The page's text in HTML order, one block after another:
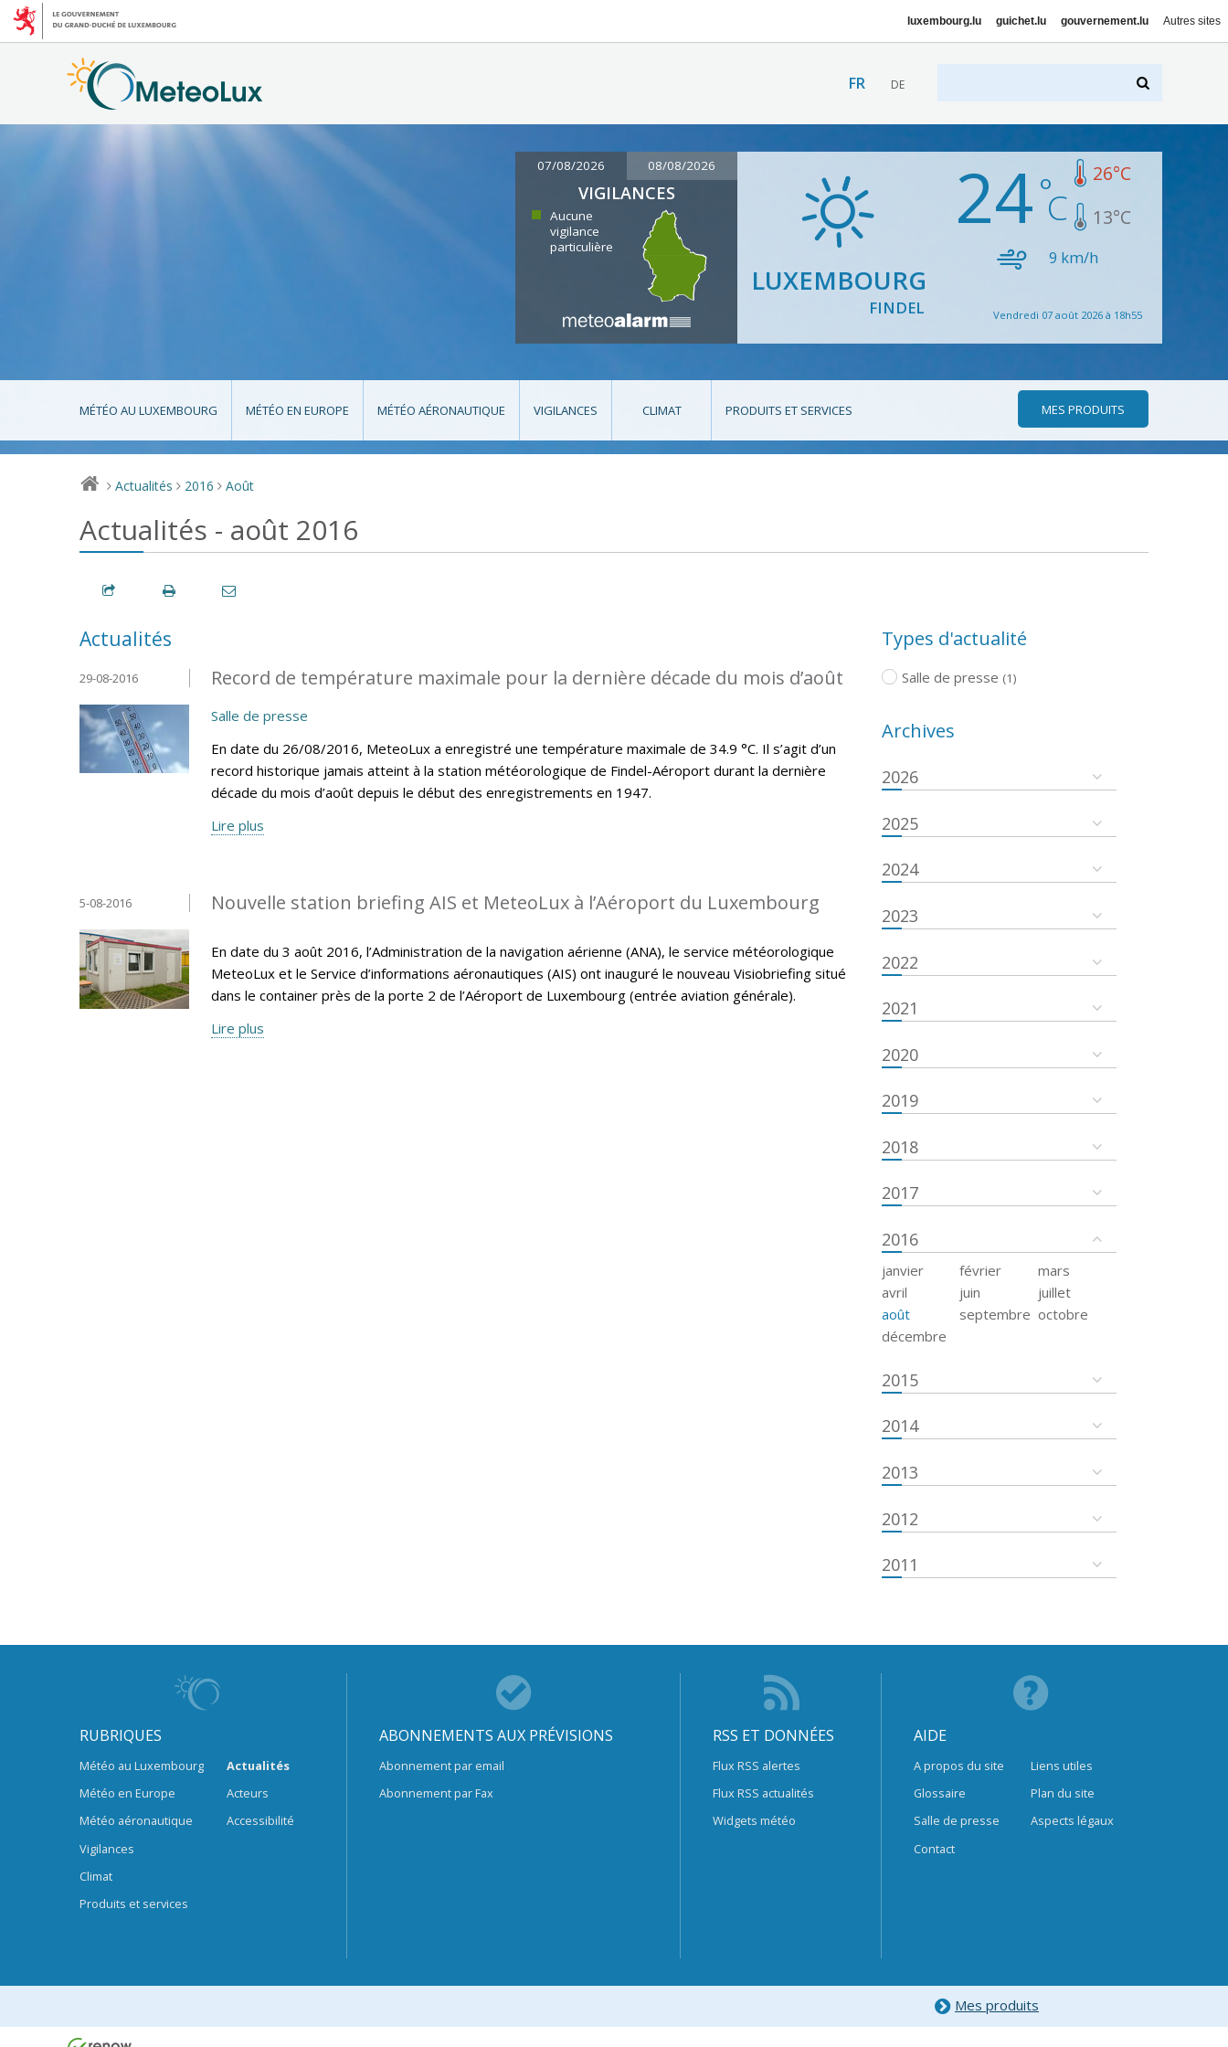
luxembourg.lu guichet.lu gouvernement.lu Autres sites
FR DE
07/08/2026 08/08/2026
VIGILANCES
Aucune
vigilance
particulière
LUXEMBOURG
FINDEL
24 26°C
13°C
9 km/h
Vendredi 07 août 2026 à 18h55
MÉTÉO AU LUXEMBOURG MÉTÉO EN EUROPE MÉTÉO AÉRONAUTIQUE VIGILANCES CLIMAT PRODUITS ET SERVICES MES PRODUITS
> Actualités > 2016 > Août
Actualités - août 2016
Actualités
Record de température maximale pour la dernière décade du mois d’août
29-08-2016
Salle de presse
En date du 26/08/2016, MeteoLux a enregistré une température maximale de 34.9 °C. Il s’agit d’un
record historique jamais atteint à la station météorologique de Findel-Aéroport durant la dernière
décade du mois d’août depuis le début des enregistrements en 1947.
Lire plus
Nouvelle station briefing AIS et MeteoLux à l’Aéroport du Luxembourg
5-08-2016
En date du 3 août 2016, l’Administration de la navigation aérienne (ANA), le service météorologique
MeteoLux et le Service d’informations aéronautiques (AIS) ont inauguré le nouveau Visiobriefing situé
dans le container près de la porte 2 de l’Aéroport de Luxembourg (entrée aviation générale).
Lire plus
Types d'actualité
Salle de presse (1)
Archives
2026
2025
2024
2023
2022
2021
2020
2019
2018
2017
2016
janvier février
mars
avril
juin
juillet
août
septembre octobre
décembre
2015
2014
2013
2012
2011
RUBRIQUES
Météo au Luxembourg
Météo en Europe
Météo aéronautique
Vigilances
Climat
Produits et services
Actualités
Acteurs
Accessibilité
ABONNEMENTS AUX PRÉVISIONS
Abonnement par email
Abonnement par Fax
RSS ET DONNÉES
Flux RSS alertes
Flux RSS actualités
Widgets météo
AIDE
A propos du site
Glossaire
Salle de presse
Contact
Liens utiles
Plan du site
Aspects légaux
Mes produits